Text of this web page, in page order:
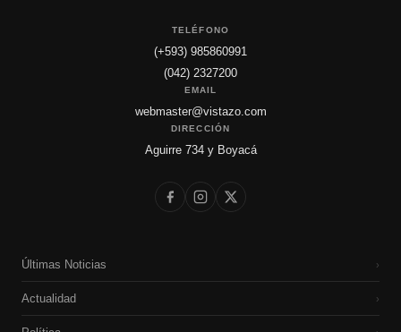
TELÉFONO
(+593) 985860991
(042) 2327200
EMAIL
webmaster@vistazo.com
DIRECCIÓN
Aguirre 734 y Boyacá
Últimas Noticias ›
Actualidad ›